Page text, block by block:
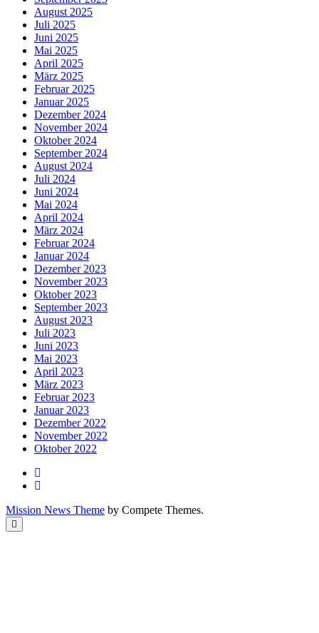
August 2025
Juli 2025
Juni 2025
Mai 2025
April 2025
März 2025
Februar 2025
Januar 2025
Dezember 2024
November 2024
Oktober 2024
September 2024
August 2024
Juli 2024
Juni 2024
Mai 2024
April 2024
März 2024
Februar 2024
Januar 2024
Dezember 2023
November 2023
Oktober 2023
September 2023
August 2023
Juli 2023
Juni 2023
Mai 2023
April 2023
März 2023
Februar 2023
Januar 2023
Dezember 2022
November 2022
Oktober 2022
Mission News Theme by Compete Themes.
Scroll
to